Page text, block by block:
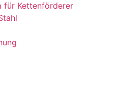
für Kettenförderer